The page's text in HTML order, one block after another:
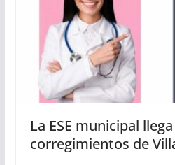
La ESE municipal
corregimientos de